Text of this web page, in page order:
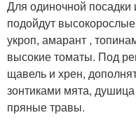
Для одиночной посадки
подойдут
укроп, амарант ,
высокие томаты. Под
щавель и хрен,
зонтиками мята,
пряные травы.